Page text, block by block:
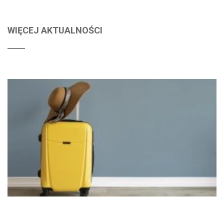
WIĘCEJ AKTUALNOŚCI